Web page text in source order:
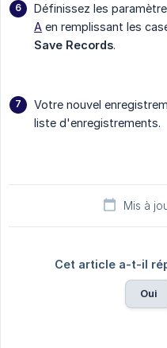
Définissez les
A en remplissant les
Save Records.
Votre nouvel
liste d'enregistrements.
Mis à
Cet article a-t-il
Oui